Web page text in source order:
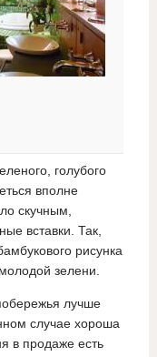
голубого
вполне
скучным,
вставки. Так,
рисунка
зелени.
лучше
случае хороша
в продаже есть